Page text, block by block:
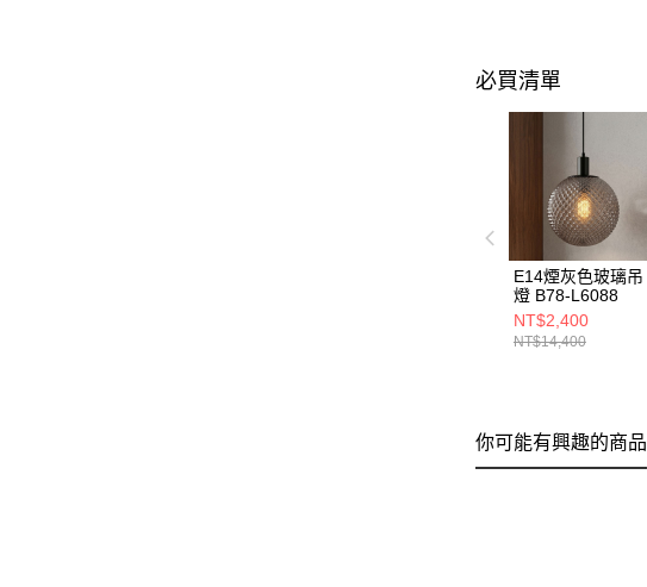
必買清單
E14煙灰色玻璃吊
燈 B78-L6088
NT$2,400
NT$14,400
你可能有興趣的商品